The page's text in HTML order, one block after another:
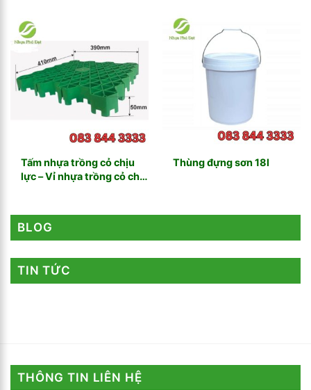
Tấm nhựa trồng cỏ chịu
lực – Vỉ nhựa trồng cỏ chịu
Thùng đựng sơn 18l
BLOG
TIN TỨC
THÔNG TIN LIÊN HỆ